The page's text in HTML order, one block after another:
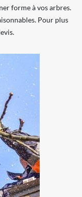
forme à vos arbres.
Pour plus